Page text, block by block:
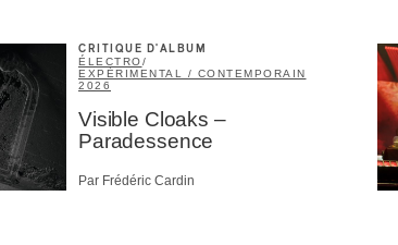
CRITIQUE D'ALBUM
ÉLECTRO/
EXPÉRIMENTAL / CONTEMPORAIN
2026
Visible Cloaks –
Paradessence
Par Frédéric Cardin